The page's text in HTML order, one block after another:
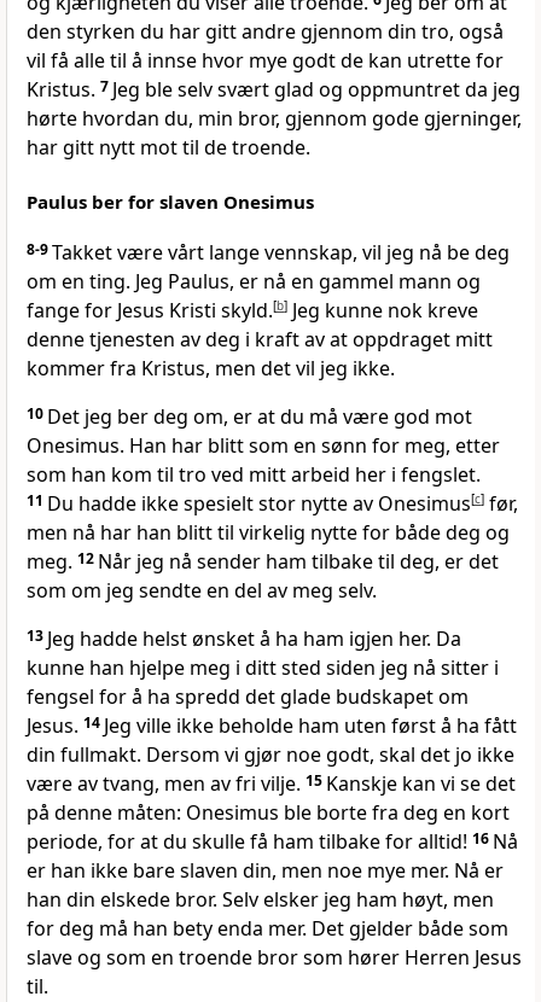
den styrken du har gitt andre gjennom din tro, også
vil få alle til å innse hvor mye godt de kan utrette for
Kristus. 7 Jeg ble selv svært glad og oppmuntret da jeg
hørte hvordan du, min bror, gjennom gode gjerninger,
har gitt nytt mot til de troende.
Paulus ber for slaven Onesimus
8-9Takket være vårt lange vennskap, vil jeg nå be deg
om en ting. Jeg Paulus, er nå en gammel mann og
fange for Jesus Kristi skyld.[b] Jeg kunne nok kreve
denne tjenesten av deg i kraft av at oppdraget mitt
kommer fra Kristus, men det vil jeg ikke.
10 Det jeg ber deg om, er at du må være god mot
Onesimus. Han har blitt som en sønn for meg, etter
som han kom til tro ved mitt arbeid her i fengslet.
11 Du hadde ikke spesielt stor nytte av Onesimus[c] før,
men nå har han blitt til virkelig nytte for både deg og
meg. 12 Når jeg nå sender ham tilbake til deg, er det
som om jeg sendte en del av meg selv.
13 Jeg hadde helst ønsket å ha ham igjen her. Da
kunne han hjelpe meg i ditt sted siden jeg nå sitter i
fengsel for å ha spredd det glade budskapet om
Jesus. 14 Jeg ville ikke beholde ham uten først å ha fått
din fullmakt. Dersom vi gjør noe godt, skal det jo ikke
være av tvang, men av fri vilje. 15 Kanskje kan vi se det
på denne måten: Onesimus ble borte fra deg en kort
periode, for at du skulle få ham tilbake for alltid! 16 Nå
er han ikke bare slaven din, men noe mye mer. Nå er
han din elskede bror. Selv elsker jeg ham høyt, men
for deg må han bety enda mer. Det gjelder både som
slave og som en troende bror som hører Herren Jesus
til.